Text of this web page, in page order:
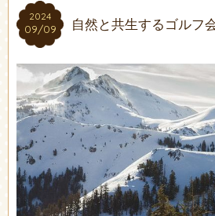
2024
09/09
2024
09/09 自然と共生するゴルフ